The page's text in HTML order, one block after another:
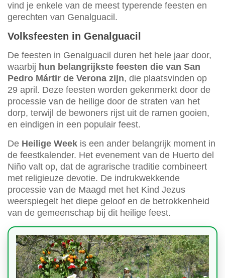
vind je enkele van de meest typerende feesten en
gerechten van Genalguacil.
Volksfeesten in Genalguacil
De feesten in Genalguacil duren het hele jaar door,
waarbij hun belangrijkste feesten die van San
Pedro Mártir de Verona zijn, die plaatsvinden op
29 april. Deze feesten worden gekenmerkt door de
processie van de heilige door de straten van het
dorp, terwijl de bewoners rijst uit de ramen gooien,
en eindigen in een populair feest.
De Heilige Week is een ander belangrijk moment in
de feestkalender. Het evenement van de Huerto del
Niño valt op, dat de agrarische traditie combineert
met religieuze devotie. De indrukwekkende
processie van de Maagd met het Kind Jezus
weerspiegelt het diepe geloof en de betrokkenheid
van de gemeenschap bij dit heilige feest.